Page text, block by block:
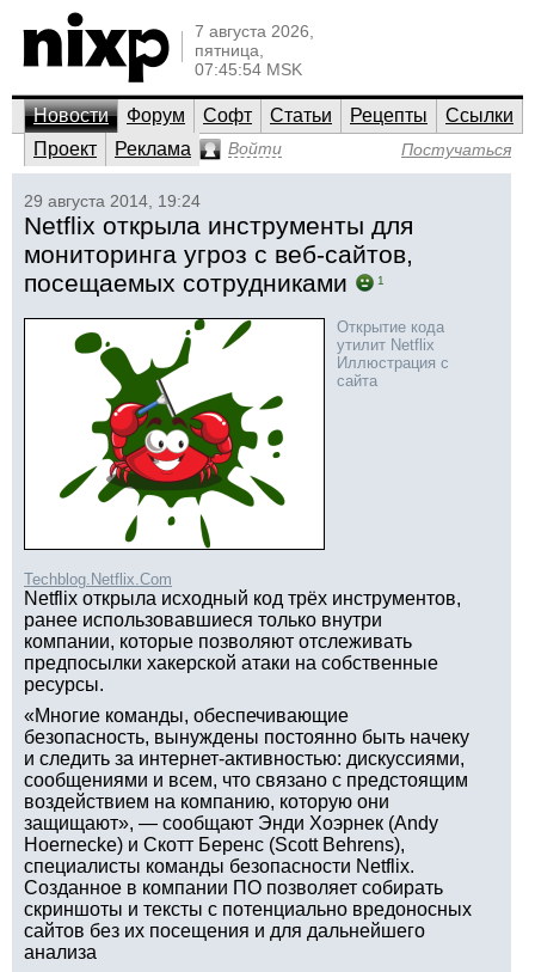
7 августа 2026,
пятница,
07:45:54 MSK
Новости Форум Софт Статьи Рецепты
Ссылки
Проект
Реклама Войти Постучаться
29 августа 2014, 19:24
Netflix открыла инструменты для
мониторинга угроз с веб-сайтов,
посещаемых сотрудниками
1
Открытие кода
утилит Netflix
Иллюстрация с
сайта
Techblog.Netflix.Com
Netflix открыла исходный код трёх инструментов,
ранее использовавшиеся только внутри
компании, которые позволяют отслеживать
предпосылки хакерской атаки на собственные
ресурсы.
«Многие команды, обеспечивающие
безопасность, вынуждены постоянно быть начеку
и следить за интернет-активностью: дискуссиями,
сообщениями и всем, что связано с предстоящим
воздействием на компанию, которую они
защищают», — сообщают Энди Хоэрнек (Andy
Hoernecke) и Скотт Беренс (Scott Behrens),
специалисты команды безопасности Netflix.
Созданное в компании ПО позволяет собирать
скриншоты и тексты с потенциально вредоносных
сайтов без их посещения и для дальнейшего
анализа